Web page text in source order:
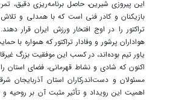
این پیروزی شیرین، حاصل برنامه‌ریزی دقیق،
بازیکنان و کادر فنی است که با همدلی و تلاش
تراکتور را در اوج افتخار ورزش ایران قرار
هواداران پرشور و وفادار تراکتور که همواره با
یاور تیم بوده‌اند، در کسب این موفقیت بزرگ
اکنون که شادی و نشاط قهرمانی، فضای استان
مسئولان و دست‌اندرکاران استان آذربایجان
اهمیت این رویداد و تأثیر مثبت آن بر روحیه